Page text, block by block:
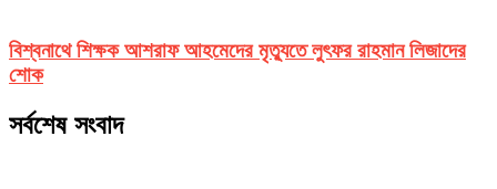
বিশ্বনাথে শিক্ষক আশরাফ আহমেদের মৃত্যুতে লুৎফর রাহমান লিজাদের
শোক
সর্বশেষ সংবাদ